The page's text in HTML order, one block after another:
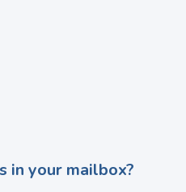
in your mailbox?